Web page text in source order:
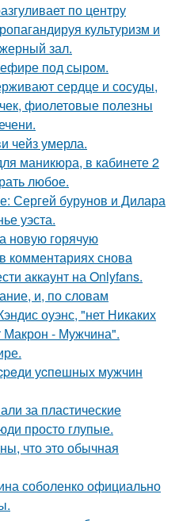
по центру
культуризм и
зал.
под сыром.
сердце и сосуды,
фиолетовые полезны
чейз умерла.
маникюра, в кабинете 2
любое.
Сергей бурунов и Дилара
уэста.
новую горячую
комментариях снова
аккаунт на Onlyfans.
и, по словам
оуэнс, "нет Никаких
- Мужчина".
уcпeшных мужчин
за пластические
просто глупые.
что это обычная
соболенко официально